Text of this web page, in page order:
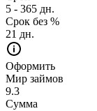
5 - 365 дн.
Срок без %
21 дн.
Оформить
Мир займов
9.3
Сумма